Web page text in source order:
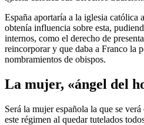
España aportaría a la iglesia católica
obtenía influencia sobre esta,
internos, como el derecho de
reincorporar y que daba a Franco la
nombramientos de obispos.
La mujer, «ángel del
Será la mujer española la que se
este régimen al quedar tutelados